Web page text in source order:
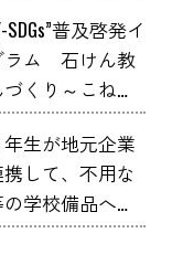
SDGs”普及啓発イ
ラム 石けん教
くり～こねこ
に出展
生が地元企業
携して、不用な
学校備品へア